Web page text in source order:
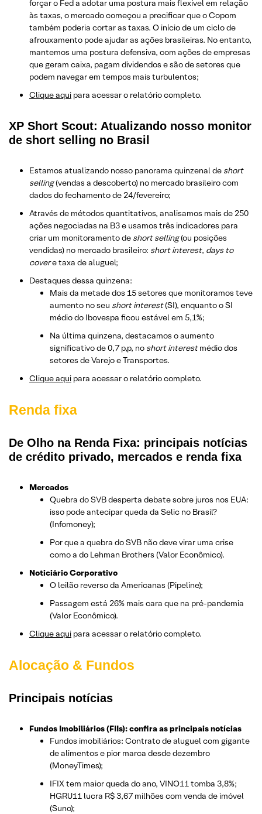
forçar o Fed a adotar uma postura mais flexível em relação
às taxas, o mercado começou a precificar que o Copom
também poderia cortar as taxas. O início de um ciclo de
afrouxamento pode ajudar as ações brasileiras. No entanto,
mantemos uma postura defensiva, com ações de empresas
que geram caixa, pagam dividendos e são de setores que
podem navegar em tempos mais turbulentos;
Clique aqui para acessar o relatório completo.
XP Short Scout: Atualizando nosso monitor
de short selling no Brasil
Estamos atualizando nosso panorama quinzenal de short
selling(vendas a descoberto) no mercado brasileiro com
dados do fechamento de 24/fevereiro;
Através de métodos quantitativos, analisamos mais de 250
ações negociadas na B3 e usamos três indicadores para
criar um monitoramento de short selling(ou posições
vendidas) no mercado brasileiro: short interest, days to
covere taxa de aluguel;
Destaques dessa quinzena:
Mais da metade dos 15 setores que monitoramos teve
aumento no seu short interest(SI), enquanto o SI
médio do Ibovespa ficou estável em 5,1%;
Na última quinzena, destacamos o aumento
significativo de 0,7 p,p, no short interestmédio dos
setores de Varejo e Transportes.
Clique aqui para acessar o relatório completo.
Renda fixa
De Olho na Renda Fixa: principais notícias
de crédito privado, mercados e renda fixa
Mercados
Quebra do SVB desperta debate sobre juros nos EUA:
isso pode antecipar queda da Selic no Brasil?
(Infomoney);
Por que a quebra do SVB não deve virar uma crise
como a do Lehman Brothers (Valor Econômico).
Noticiário Corporativo
O leilão reverso da Americanas (Pipeline);
Passagem está 26% mais cara que na pré-pandemia
(Valor Econômico).
Clique aqui para acessar o relatório completo.
Alocação & Fundos
Principais notícias
Fundos Imobiliários (FIIs): confira as principais notícias
Fundos imobiliários: Contrato de aluguel com gigante
de alimentos e pior marca desde dezembro
(MoneyTimes);
IFIX tem maior queda do ano, VINO11 tomba 3,8%;
HGRU11 lucra R$ 3,67 milhões com venda de imóvel
(Suno);